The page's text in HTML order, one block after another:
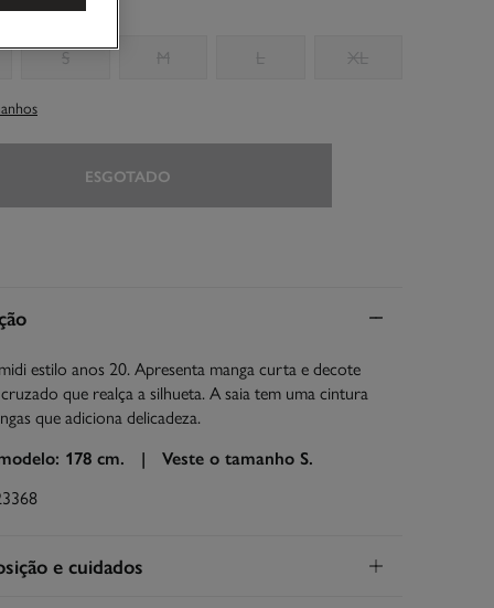
S M L XL
ESGOTADO
estilo anos 20. Apresenta manga curta e decote
que realça a silhueta. A saia tem uma cintura
que adiciona delicadeza.
178 cm. | Veste o tamanho S.
e cuidados